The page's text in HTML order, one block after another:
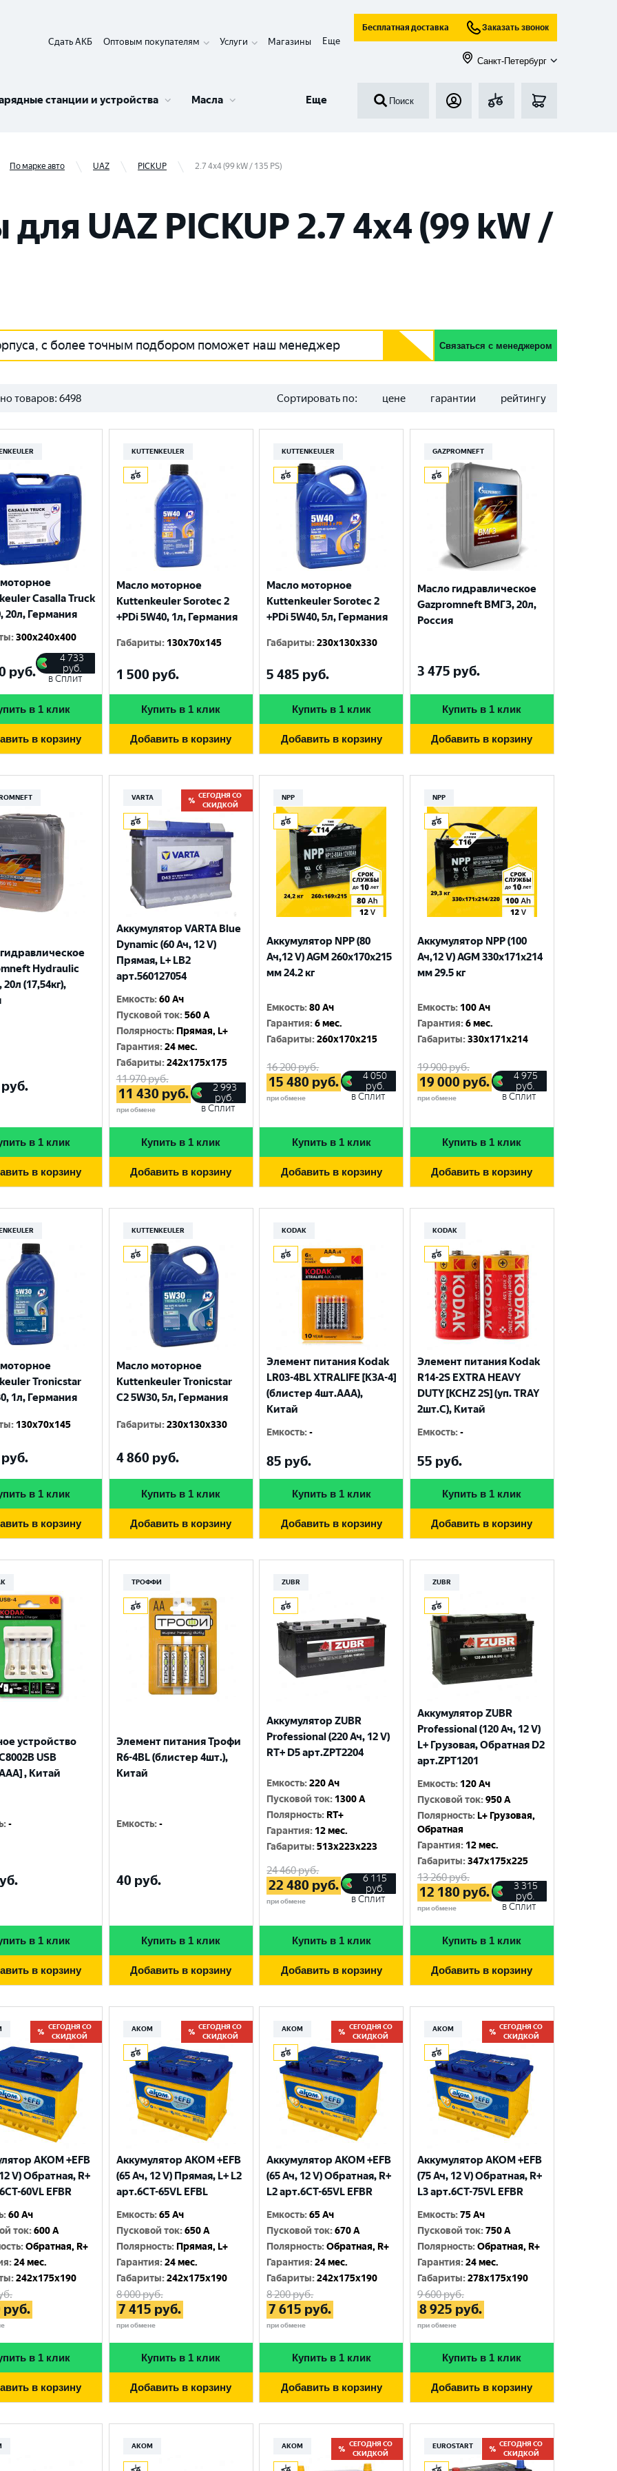
Сдать АКБ Оптовым покупателям Услуги Магазины Еще
Бесплатная доставка Заказать звонок
Санкт-Петербург
станции и устройства Масла Еще Поиск
По марке авто UAZ PICKUP 2.7 4x4 (99 kW / 135 PS)
UAZ PICKUP 2.7 4x4 (99 kW /
с более точным подбором поможет наш менеджер Связаться с менеджером
товаров: 6498 Сортировать по: цене гарантии рейтингу
Casalla Truck
20л, Германия
:300x240x400
руб.
4 733
руб.
в Сплит
в 1 клик
в корзину
KUTTENKEULER
Масло моторное
Kuttenkeuler Sorotec 2
+PDi 5W40, 1л, Германия
Габариты: 130x70x145
1 500 руб.
Купить в 1 клик
Добавить в корзину
KUTTENKEULER
Масло моторное
Kuttenkeuler Sorotec 2
+PDi 5W40, 5л, Германия
Габариты:230x130x330
5 485 руб.
Купить в 1 клик
Добавить в корзину
GAZPROMNEFT
Масло гидравлическое
Gazpromneft ВМГЗ, 20л,
Россия
3 475 руб.
Купить в 1 клик
Добавить в корзину
Hydraulic
20л (17,54кг),
руб.
в 1 клик
в корзину
VARTA
СЕГОДНЯ СО
СКИДКОЙ
Аккумулятор VARTA Blue
Dynamic (60 Ач, 12 V)
Прямая, L+ LB2
арт.560127054
Емкость:60 Ач
Пусковой ток:560 A
Полярность: Прямая, L+
Гарантия:24 мес.
Габариты:242x175x175
11 970руб.
11 430 руб.
при обмене
2 993
руб.
в Сплит
Купить в 1 клик
Добавить в корзину
NPP
Аккумулятор NPP (80
Ач,12 V) AGM 260x170x215
мм 24.2 кг
Емкость:80 Ач
Гарантия:6 мес.
Габариты:260x170x215
16 200руб.
15 480 руб.
при обмене
4 050
руб.
в Сплит
Купить в 1 клик
Добавить в корзину
NPP
Аккумулятор NPP (100
Ач,12 V) AGM 330x171x214
мм 29.5 кг
Емкость: 100 Ач
Гарантия:6 мес.
Габариты:330x171x214
19 900руб.
19 000 руб.
при обмене
4 975
руб.
в Сплит
Купить в 1 клик
Добавить в корзину
Tronicstar
1л, Германия
: 130x70x145
руб.
в 1 клик
в корзину
KUTTENKEULER
Масло моторное
Kuttenkeuler Tronicstar
C2 5W30, 5л, Германия
Габариты:230x130x330
4 860 руб.
Купить в 1 клик
Добавить в корзину
KODAK
Элемент питания Kodak
LR03-4BL XTRALIFE [K3A-4]
(блистер 4шт.AАА),
Китай
Емкость:-
85 руб.
Купить в 1 клик
Добавить в корзину
KODAK
Элемент питания Kodak
R14-2S EXTRA HEAVY
DUTY [KCHZ 2S] (уп. TRAY
2шт.C), Китай
Емкость:-
55 руб.
Купить в 1 клик
Добавить в корзину
устройство
USB
, Китай
:-
в 1 клик
в корзину
ТРОФФИ
Элемент питания Трофи
R6-4BL (блистер 4шт.),
Китай
Емкость:-
40 руб.
Купить в 1 клик
Добавить в корзину
ZUBR
Аккумулятор ZUBR
Professional (220 Ач, 12 V)
RT+ D5 арт.ZPT2204
Емкость:220 Ач
Пусковой ток: 1300 A
Полярность: RT+
Гарантия: 12 мес.
Габариты:513x223x223
24 460руб.
22 480 руб.
при обмене
6 115
руб.
в Сплит
Купить в 1 клик
Добавить в корзину
ZUBR
Аккумулятор ZUBR
Professional (120 Ач, 12 V)
L+ Грузовая, Обратная D2
арт.ZPT1201
Емкость: 120 Ач
Пусковой ток:950 A
Полярность: L+ Грузовая,
Обратная
Гарантия: 12 мес.
Габариты:347x175x225
13 260руб.
12 180 руб.
при обмене
3 315
руб.
в Сплит
Купить в 1 клик
Добавить в корзину
СЕГОДНЯ СО
СКИДКОЙ
AKOM +EFB
V) Обратная, R+
60VL EFBR
:60 Ач
ток:600 A
:Обратная, R+
:24 мес.
:242x175x190
руб.
в 1 клик
в корзину
АКОМ
СЕГОДНЯ СО
СКИДКОЙ
Аккумулятор AKOM +EFB
(65 Ач, 12 V) Прямая, L+ L2
арт.6СТ-65VL EFBL
Емкость:65 Ач
Пусковой ток:650 A
Полярность: Прямая, L+
Гарантия:24 мес.
Габариты:242x175x190
8 000руб.
7 415 руб.
при обмене
Купить в 1 клик
Добавить в корзину
АКОМ
СЕГОДНЯ СО
СКИДКОЙ
Аккумулятор AKOM +EFB
(65 Ач, 12 V) Обратная, R+
L2 арт.6CT-65VL EFBR
Емкость:65 Ач
Пусковой ток:670 A
Полярность:Обратная, R+
Гарантия:24 мес.
Габариты:242x175x190
8 200руб.
7 615 руб.
при обмене
Купить в 1 клик
Добавить в корзину
АКОМ
СЕГОДНЯ СО
СКИДКОЙ
Аккумулятор AKOM +EFB
(75 Ач, 12 V) Обратная, R+
L3 арт.6СТ-75VL EFBR
Емкость:75 Ач
Пусковой ток:750 A
Полярность:Обратная, R+
Гарантия:24 мес.
Габариты:278x175x190
9 600руб.
8 925 руб.
при обмене
Купить в 1 клик
Добавить в корзину
АКОМ АКОМ
СЕГОДНЯ СО
СКИДКОЙ
EUROSTART
СЕГОДНЯ СО
СКИДКОЙ
Выберите ваш город
Гатчина
Смоленск